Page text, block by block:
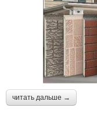
читать дальше →